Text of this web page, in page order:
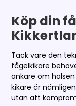
Köp din
Tack vare den
fågelkikare
ankare om
kikare är
utan att